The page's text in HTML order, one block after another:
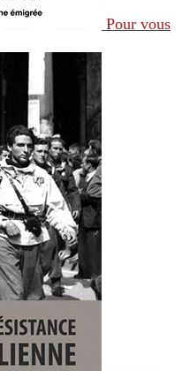
Pour vous